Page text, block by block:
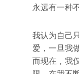
永远有一种
我认为自己
爱，一旦我
而现在，我